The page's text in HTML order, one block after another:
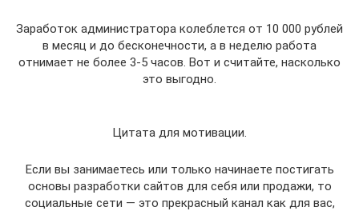
Заработок администратора колеблется от 10 000 рублей
в месяц и до бесконечности, а в неделю работа
отнимает не более 3-5 часов. Вот и считайте, насколько
это выгодно.
Цитата для мотивации.
Если вы занимаетесь или только начинаете постигать
основы разработки сайтов для себя или продажи, то
социальные сети — это прекрасный канал как для вас,